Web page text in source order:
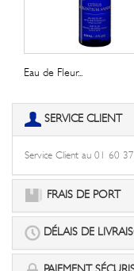
Eau de Fleur...
SERVICE CLIENT
Service Client au 01 60
FRAIS DE PORT
DÉLAIS DE